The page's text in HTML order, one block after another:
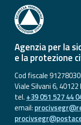
Contatti
Agenzia per la
e la protezione
Cod fiscale
Viale Silvani 6, 40122
tel. +39 051 527 44
email: